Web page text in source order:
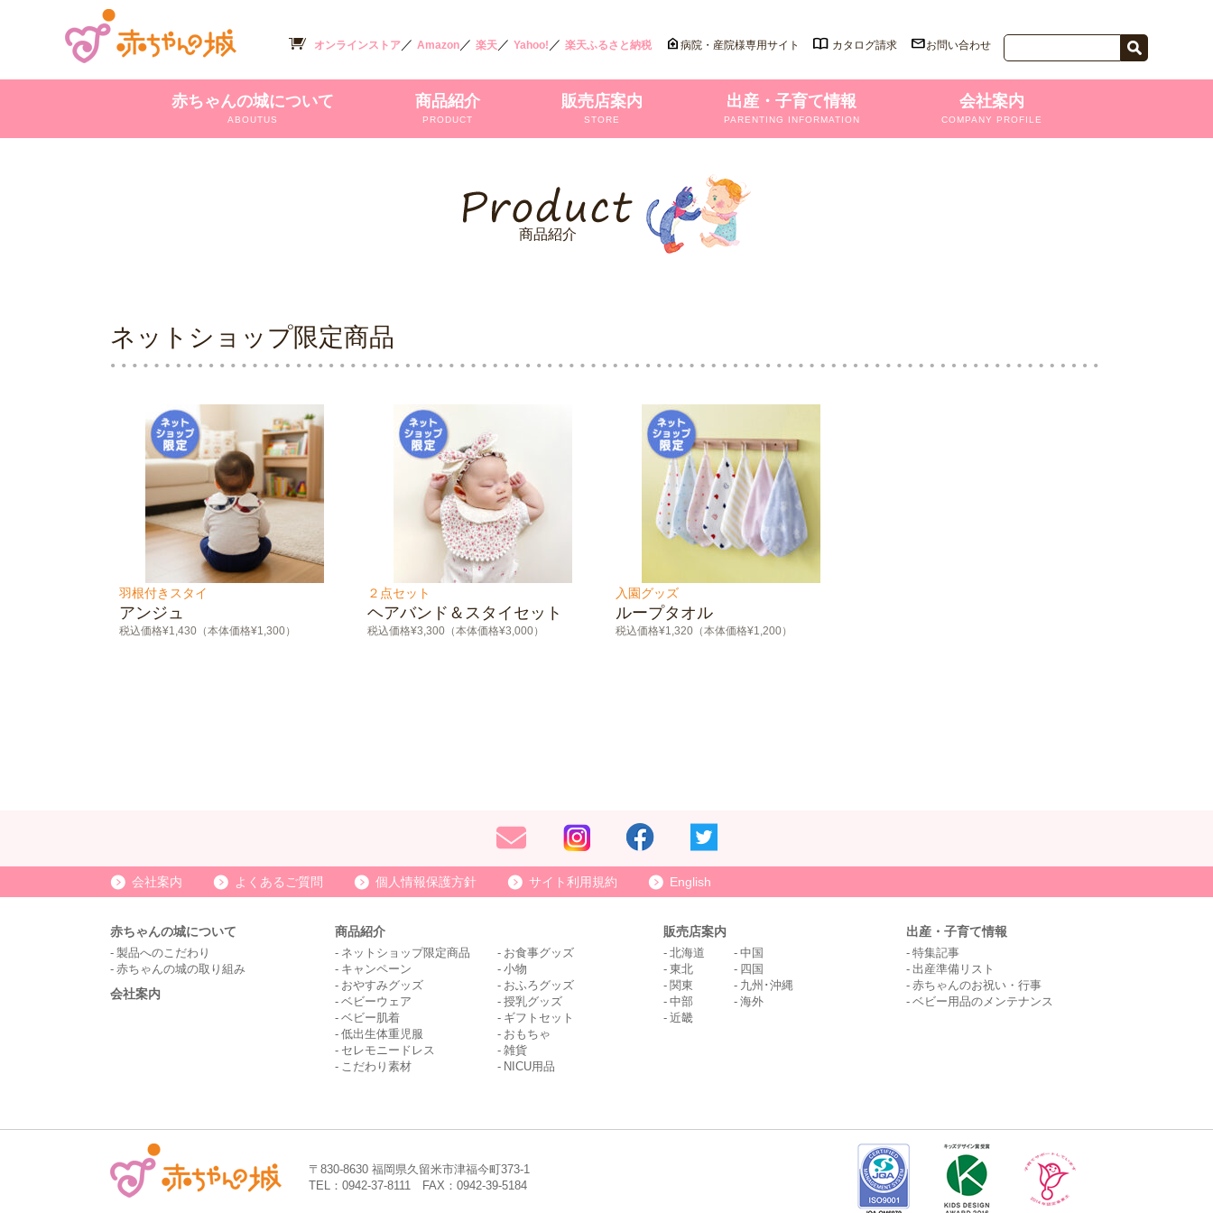
オンラインストア／ Amazon／ 楽天／ Yahoo! ／ 楽天ふるさと納税 病院・産院様専用サイト カタログ請求 お問い合わせ
赤ちゃんの城について
ABOUTUS
商品紹介
PRODUCT
販売店案内
STORE
出産・子育て情報
PARENTING INFORMATION
会社案内
COMPANY PROFILE
商品紹介
ネットショップ限定商品
羽根付きスタイ
アンジュ
税込価格¥1,430（本体価格¥1,300）
２点セット
ヘアバンド＆スタイセット
税込価格¥3,300（本体価格¥3,000）
入園グッズ
ループタオル
税込価格¥1,320（本体価格¥1,200）
会社案内 よくあるご質問 個人情報保護方針 サイト利用規約 English
赤ちゃんの城について
製品へのこだわり
赤ちゃんの城の取り組み
会社案内
商品紹介
ネットショップ限定商品
キャンペーン
おやすみグッズ
ベビーウェア
ベビー肌着
低出生体重児服
セレモニードレス
こだわり素材
お食事グッズ
小物
おふろグッズ
授乳グッズ
ギフトセット
おもちゃ
雑貨
NICU用品
販売店案内
北海道
東北
関東
中部
近畿
中国
四国
九州･沖縄
海外
出産・子育て情報
特集記事
出産準備リスト
赤ちゃんのお祝い・行事
ベビー用品のメンテナンス
〒830-8630 福岡県久留米市津福今町373-1
TEL：0942-37-8111 FAX：0942-39-5184